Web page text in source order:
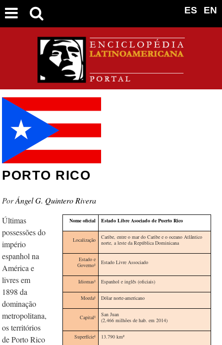
EN
ES
PORTO RICO
Ángel G. Quintero Rivera
Nome oficial Estado Libre Asociado de Puerto Rico
Localização
Caribe, entre o mar do Caribe e o oceano Atlântico
norte, a leste da República Dominicana
Estado e
Governo¹ Estado Livre Associado
Idiomas¹ Espanhol e inglês (oficiais)
Moeda¹ Dólar norte-americano
Capital¹
San Juan
(2,466 milhões de hab. em 2014)
Superfície¹ 13.790 km²
Últimas
possessões do
império
espanhol na
América e
livres em
1898 da
dominação
metropolitana,
os territórios
de Porto Rico